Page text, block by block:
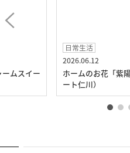
ムスイー
日常生活
2026.06.12
ホームのお花「紫
ート仁川）